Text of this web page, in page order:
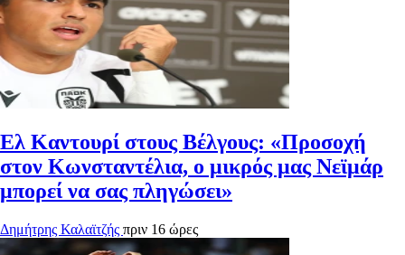
Ελ Καντουρί στους Βέλγους: «Προσοχή
στον Κωνσταντέλια, ο μικρός μας Νεϊμάρ
μπορεί να σας πληγώσει»
Δημήτρης Καλαϊτζής πριν 16 ώρες